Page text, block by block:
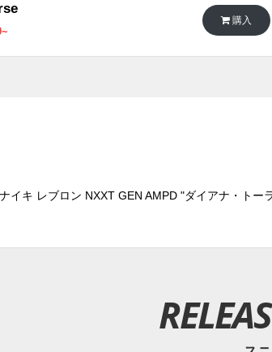
購入
イキ レブロン NXXT GEN AMPD "ダイアナ・トー